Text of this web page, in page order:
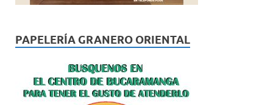
PAPELERÍA GRANERO ORIENTAL